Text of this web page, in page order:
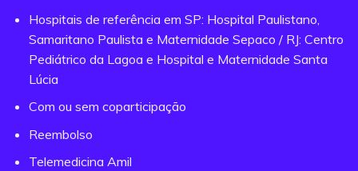
Hospitais de referência em SP: Hospital Paulistano,
Samaritano Paulista e Maternidade Sepaco / RJ: Centro
Pediátrico da Lagoa e Hospital e Maternidade Santa
Lúcia
Com ou sem coparticipação
Reembolso
Telemedicina Amil